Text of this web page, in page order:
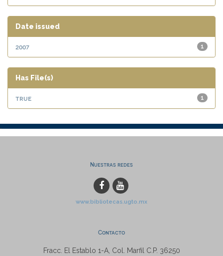
Date issued
1
2007
Has File(s)
1
true
Nuestras redes
www.bibliotecas.ugto.mx
Contacto
Fracc. El Establo 1-A, Col. Marfil C.P. 36250